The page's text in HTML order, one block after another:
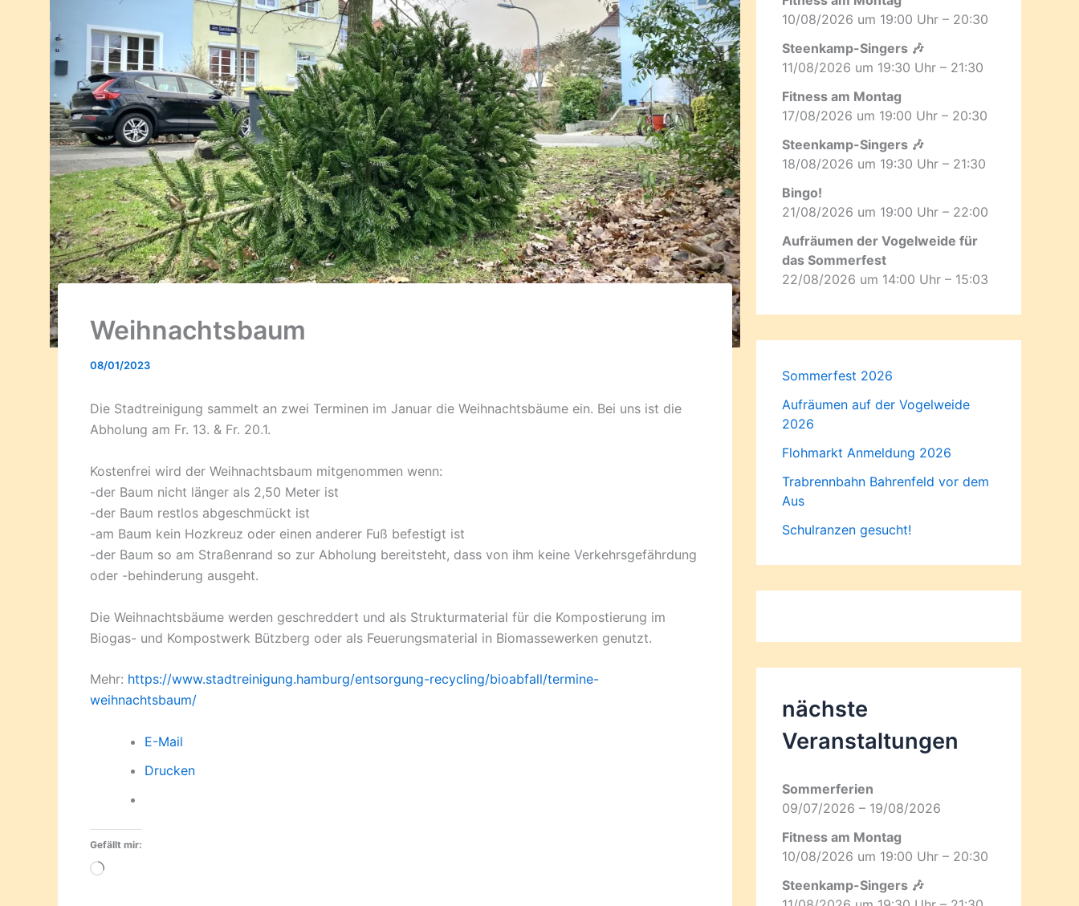
Weihnachtsbaum
08/01/2023
Die Stadtreinigung sammelt an zwei Terminen im Januar die Weihnachtsbäume ein. Bei uns ist die
Abholung am Fr. 13. & Fr. 20.1.
Kostenfrei wird der Weihnachtsbaum mitgenommen wenn:
-der Baum nicht länger als 2,50 Meter ist
-der Baum restlos abgeschmückt ist
-am Baum kein Hozkreuz oder einen anderer Fuß befestigt ist
-der Baum so am Straßenrand so zur Abholung bereitsteht, dass von ihm keine Verkehrsgefährdung
oder -behinderung ausgeht.
Die Weihnachtsbäume werden geschreddert und als Strukturmaterial für die Kompostierung im
Biogas- und Kompostwerk Bützberg oder als Feuerungsmaterial in Biomassewerken genutzt.
Mehr: https://www.stadtreinigung.hamburg/entsorgung-recycling/bioabfall/termine-
weihnachtsbaum/
E-Mail
Drucken
Gefällt mir:
Wird
10/08/2026 um 19:00 Uhr – 20:30
Steenkamp-Singers 🎶
11/08/2026 um 19:30 Uhr – 21:30
Fitness am Montag
17/08/2026 um 19:00 Uhr – 20:30
Steenkamp-Singers 🎶
18/08/2026 um 19:30 Uhr – 21:30
Bingo!
21/08/2026 um 19:00 Uhr – 22:00
Aufräumen der Vogelweide für
das Sommerfest
22/08/2026 um 14:00 Uhr – 15:03
Sommerfest 2026
Aufräumen auf der Vogelweide
2026
Flohmarkt Anmeldung 2026
Trabrennbahn Bahrenfeld vor dem
Aus
Schulranzen gesucht!
nächste
Veranstaltungen
Sommerferien
09/07/2026 – 19/08/2026
Fitness am Montag
10/08/2026 um 19:00 Uhr – 20:30
Steenkamp-Singers 🎶